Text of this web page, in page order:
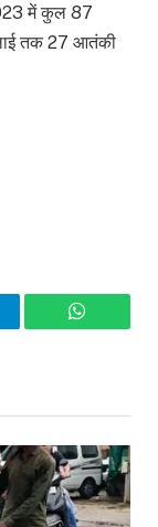
में कुल 87
तक 27 आतंकी